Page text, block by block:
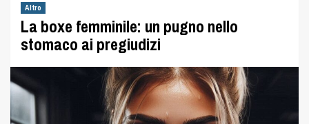
Altro
La boxe femminile: un pugno nello
stomaco ai pregiudizi